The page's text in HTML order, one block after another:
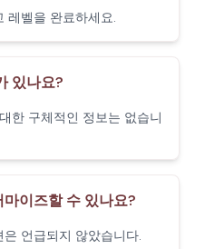
레벨을 완료하세요.
있나요?
한 구체적인 정보는 없습니
이즈할 수 있나요?
언급되지 않았습니다.